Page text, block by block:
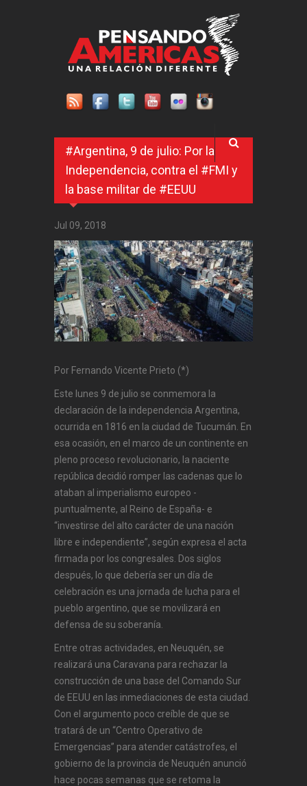
#Argentina, 9 de julio: Por la
Independencia, contra el #FMI y
la base militar de #EEUU
Jul 09, 2018
Por Fernando Vicente Prieto (*)
Este lunes 9 de julio se conmemora la
declaración de la independencia Argentina,
ocurrida en 1816 en la ciudad de Tucumán. En
esa ocasión, en el marco de un continente en
pleno proceso revolucionario, la naciente
república decidió romper las cadenas que lo
ataban al imperialismo europeo -
puntualmente, al Reino de España- e
“investirse del alto carácter de una nación
libre e independiente”, según expresa el acta
firmada por los congresales. Dos siglos
después, lo que debería ser un día de
celebración es una jornada de lucha para el
pueblo argentino, que se movilizará en
defensa de su soberanía.
Entre otras actividades, en Neuquén, se
realizará una Caravana para rechazar la
construcción de una base del Comando Sur
de EEUU en las inmediaciones de esta ciudad.
Con el argumento poco creíble de que se
tratará de un “Centro Operativo de
Emergencias” para atender catástrofes, el
gobierno de la provincia de Neuquén anunció
hace pocas semanas que se retoma la